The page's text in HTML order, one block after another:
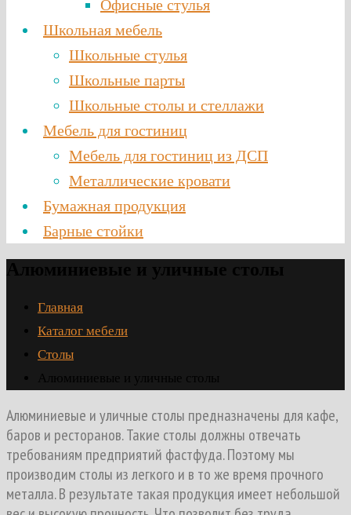
Офисные стулья
Школьная мебель
Школьные стулья
Школьные парты
Школьные столы и стеллажи
Мебель для гостиниц
Мебель для гостиниц из ДСП
Металлические кровати
Бумажная продукция
Барные стойки
Главная
Каталог мебели
Столы
Алюминиевые и уличные столы предназначены для кафе,
баров и ресторанов. Такие столы должны отвечать
требованиям предприятий фастфуда. Поэтому мы
производим столы из легкого и в то же время прочного
металла. В результате такая продукция имеет небольшой